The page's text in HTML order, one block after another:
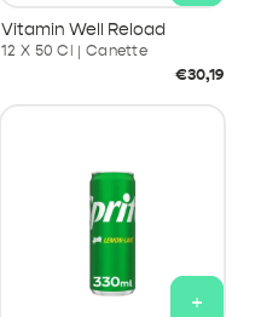
Vitamin Well Reload
12 X 50 Cl | Canette
Prix
€30,19
+